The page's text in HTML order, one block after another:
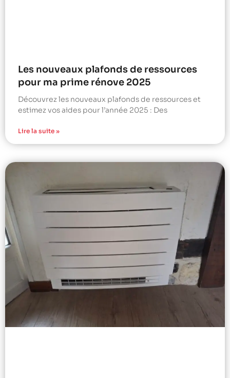
Les nouveaux plafonds de ressources
pour ma prime rénove 2025
Découvrez les nouveaux plafonds de ressources et
estimez vos aides pour l’année 2025 : Des
Lire la suite »